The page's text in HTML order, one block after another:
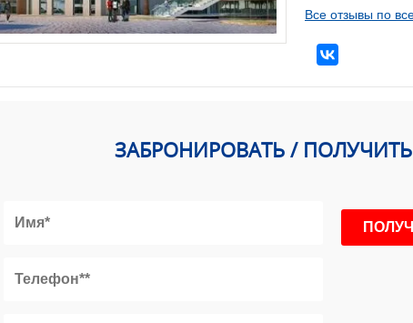
Все отзывы по
ЗАБРОНИРОВАТЬ /